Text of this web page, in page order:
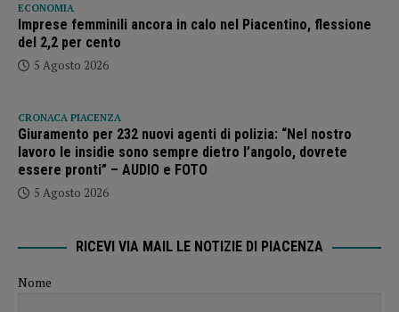
ECONOMIA
Imprese femminili ancora in calo nel Piacentino, flessione
del 2,2 per cento
5 Agosto 2026
CRONACA PIACENZA
Giuramento per 232 nuovi agenti di polizia: “Nel nostro
lavoro le insidie sono sempre dietro l’angolo, dovrete
essere pronti” – AUDIO e FOTO
5 Agosto 2026
RICEVI VIA MAIL LE NOTIZIE DI PIACENZA
Nome